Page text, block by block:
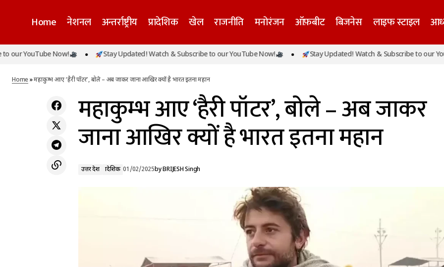
Home नेशनल अन्तर्राष्ट्रीय प्रादेशिक खेल राजनीति मनोरंजन ऑफ़बीट बिजनेस लाइफ स्टाइल
प्रयागराज रेलवे ने 2 दिन में 700 से अधिक ट्रेनें चलाकर
महाकुम्भ आए ‘हैरी पॉटर’, बोले – अब जाकर जाना आखिर क्यों है
Now! Stay Updated! Watch & Subscribe to our YouTube Now! Stay Updated! Watch & Subscribe to our YouTube
Home»महाकुम्भ आए ‘हैरी पॉटर’, बोले – अब जाकर जाना आखिर क्यों है भारत इतना महान
महाकुम्भ आए ‘हैरी पॉटर’, बोले – अब जाकर
जाना आखिर क्यों है भारत इतना महान
उत्तर प्रदेश प्रादेशिक 01/02/2025byBRIJESH Singh